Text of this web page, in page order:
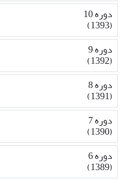
دوره 10
(1393)
دوره 9
(1392)
دوره 8
(1391)
دوره 7
(1390)
دوره 6
(1389)